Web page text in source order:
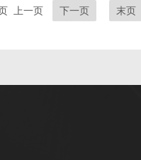
上一页 下一页 末页